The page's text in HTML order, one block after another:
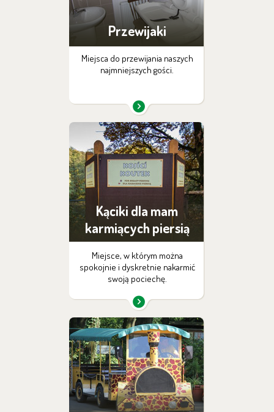
Przewijaki
Miejsca do przewijania naszych
najmniejszych gości.
Kąciki dla mam
karmiących piersią
Miejsce, w którym można
spokojnie i dyskretnie nakarmić
swoją pociechę.